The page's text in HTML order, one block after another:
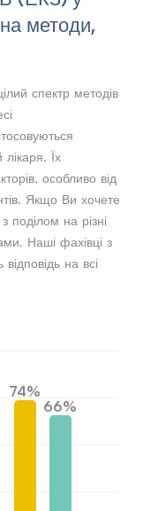
методи,
спектр методів
Їх
особливо від
Якщо Ви хочете
поділом на різні
Наші фахівці з
на всі
74%
66%